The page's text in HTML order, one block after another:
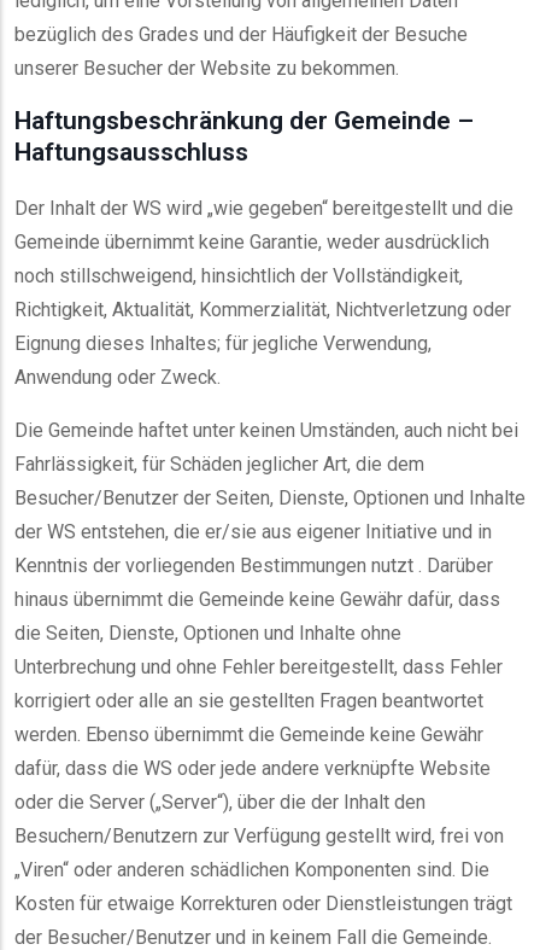
bezüglich des Grades und der Häufigkeit der Besuche
unserer Besucher der Website zu bekommen.
Haftungsbeschränkung der Gemeinde –
Haftungsausschluss
Der Inhalt der WS wird „wie gegeben“ bereitgestellt und die
Gemeinde übernimmt keine Garantie, weder ausdrücklich
noch stillschweigend, hinsichtlich der Vollständigkeit,
Richtigkeit, Aktualität, Kommerzialität, Nichtverletzung oder
Eignung dieses Inhaltes; für jegliche Verwendung,
Anwendung oder Zweck.
Die Gemeinde haftet unter keinen Umständen, auch nicht bei
Fahrlässigkeit, für Schäden jeglicher Art, die dem
Besucher/Benutzer der Seiten, Dienste, Optionen und Inhalte
der WS entstehen, die er/sie aus eigener Initiative und in
Kenntnis der vorliegenden Bestimmungen nutzt . Darüber
hinaus übernimmt die Gemeinde keine Gewähr dafür, dass
die Seiten, Dienste, Optionen und Inhalte ohne
Unterbrechung und ohne Fehler bereitgestellt, dass Fehler
korrigiert oder alle an sie gestellten Fragen beantwortet
werden. Ebenso übernimmt die Gemeinde keine Gewähr
dafür, dass die WS oder jede andere verknüpfte Website
oder die Server („Server“), über die der Inhalt den
Besuchern/Benutzern zur Verfügung gestellt wird, frei von
„Viren“ oder anderen schädlichen Komponenten sind. Die
Kosten für etwaige Korrekturen oder Dienstleistungen trägt
der Besucher/Benutzer und in keinem Fall die Gemeinde.